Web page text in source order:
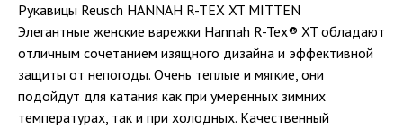
Рукавицы Reusch HANNAH R-TEX XT MITTEN
Элегантные женские варежки Hannah R-Tex® XT обладают
отличным сочетанием изящного дизайна и эффективной
защиты от непогоды. Очень теплые и мягкие, они
подойдут для катания как при умеренных зимних
температурах, так и при холодных. Качественный